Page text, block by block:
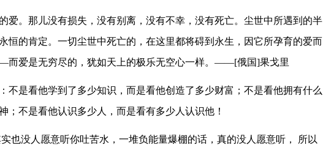
爱。那儿没有损失，没有别离，没有不幸，没有死亡。尘世中所遇到的半
恒的肯定。一切尘世中死亡的，在这里都将碍到永生，因它所孕育的爱而
而爱是无穷尽的，犹如天上的极乐无空心一样。——[俄国]果戈里
不是看他学到了多少知识，而是看他创造了多少财富；不是看他拥有什么
；不是看他认识多少人，而是看有多少人认识他！
也没人愿意听你吐苦水，一堆负能量爆棚的话，真的没人愿意听， 所以